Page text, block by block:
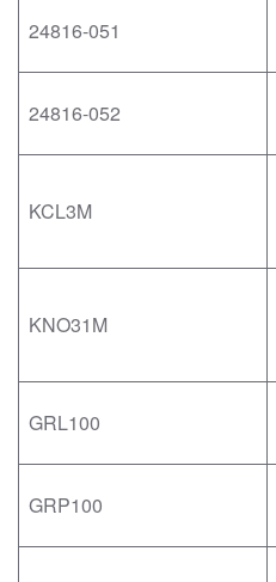
24816-051
24816-052
KCL3M
KNO31M
GRL100
GRP100